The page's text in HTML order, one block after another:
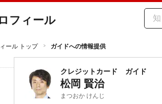
フィール
ール トップ ガイドへの情報提供
クレジットカード ガイド
松岡 賢治
まつおか けんじ